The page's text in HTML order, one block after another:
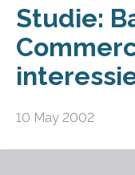
Studie:
10 May 2002